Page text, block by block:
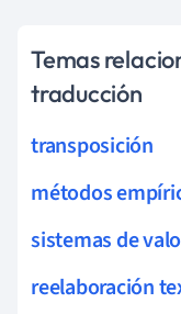
Temas
traducción
transposición
métodos
sistemas de
reelaboración